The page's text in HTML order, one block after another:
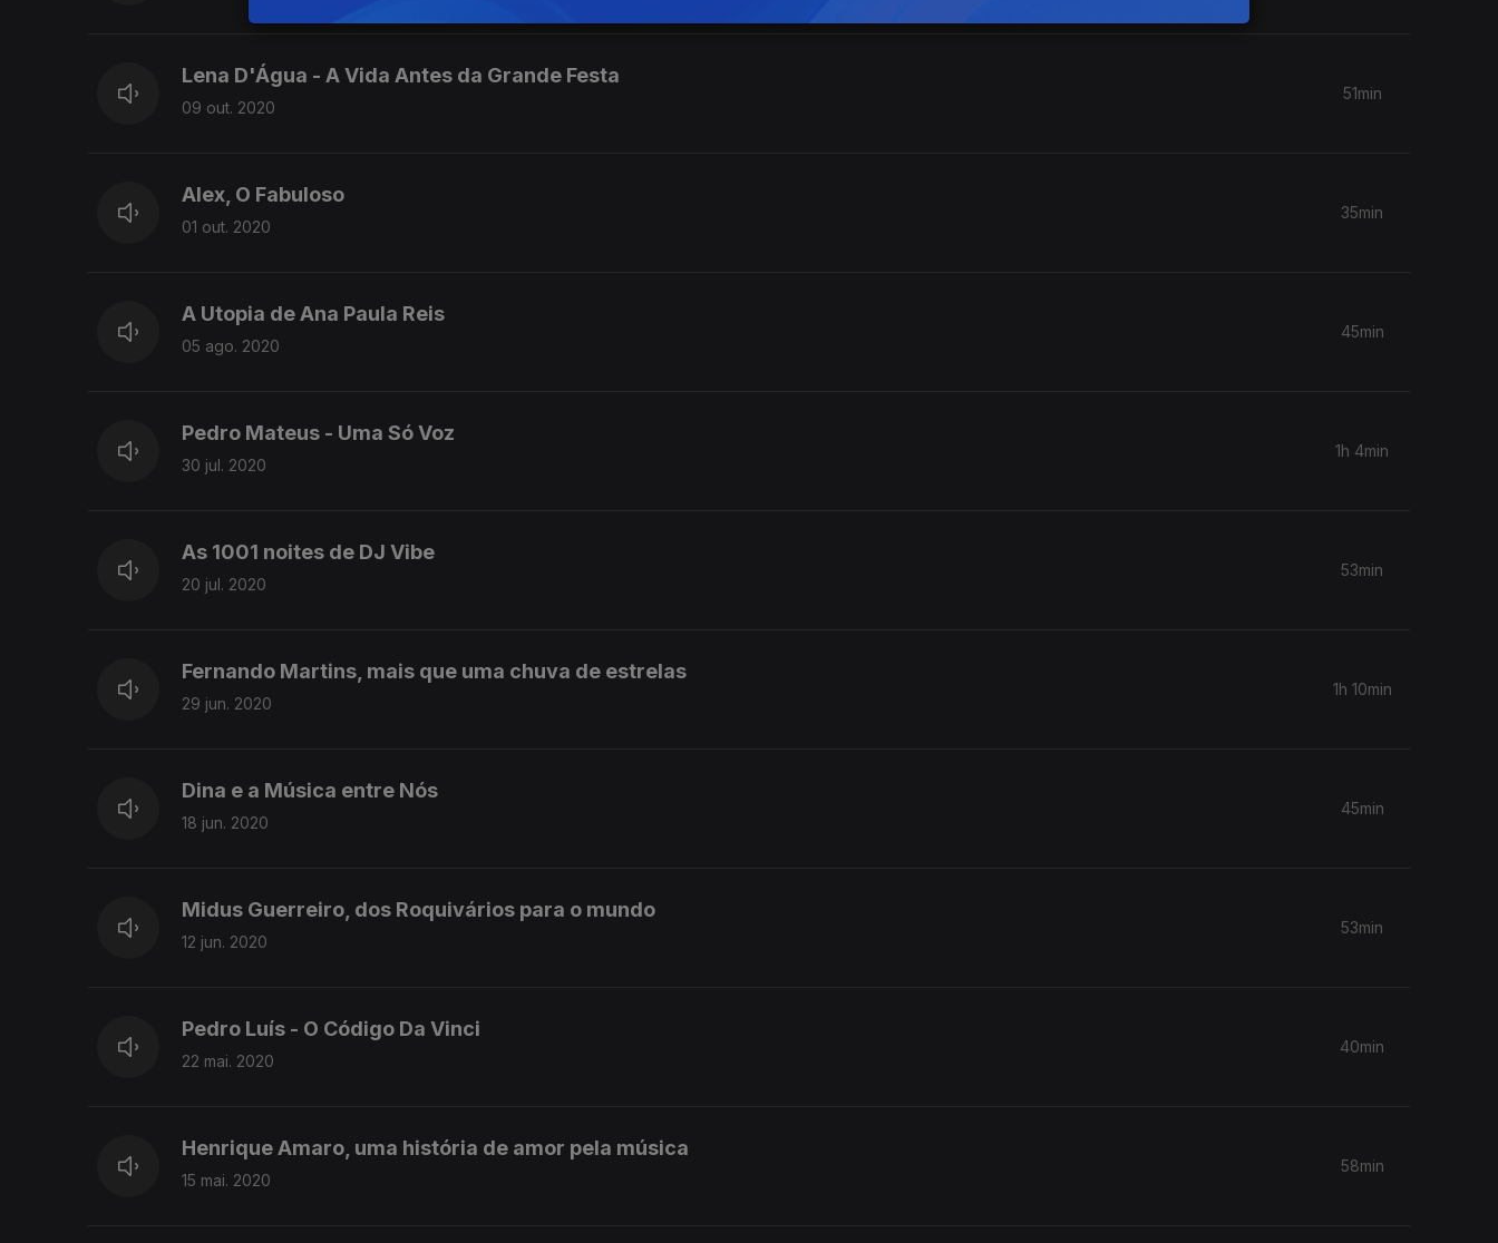
Lena D'Água - A Vida Antes da Grande Festa
09 out. 2020
51min
Alex, O Fabuloso
01 out. 2020
35min
A Utopia de Ana Paula Reis
05 ago. 2020
45min
Pedro Mateus - Uma Só Voz
30 jul. 2020
1h 4min
As 1001 noites de DJ Vibe
20 jul. 2020
53min
Fernando Martins, mais que uma chuva de estrelas
29 jun. 2020
1h 10min
Dina e a Música entre Nós
18 jun. 2020
45min
Midus Guerreiro, dos Roquivários para o mundo
12 jun. 2020
53min
Pedro Luís - O Código Da Vinci
22 mai. 2020
40min
Henrique Amaro, uma história de amor pela música
15 mai. 2020
58min